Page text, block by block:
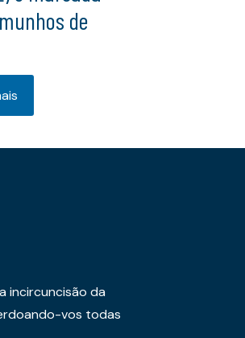
de
incircuncisão da
vos todas